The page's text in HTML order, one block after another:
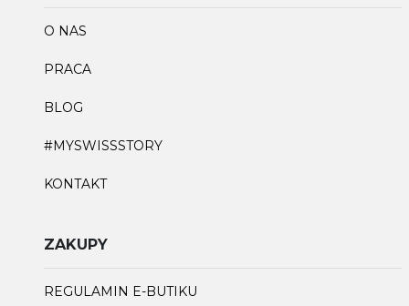
O NAS
PRACA
BLOG
#MYSWISSSTORY
KONTAKT
ZAKUPY
REGULAMIN E-BUTIKU